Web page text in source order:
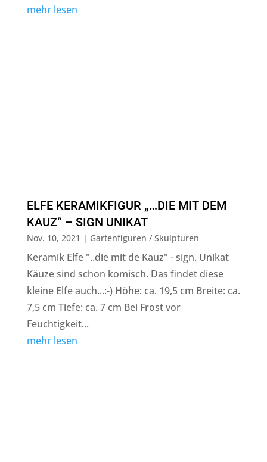
mehr lesen
ELFE KERAMIKFIGUR „…DIE MIT DEM
KAUZ“ – SIGN UNIKAT
Nov. 10, 2021 | Gartenfiguren / Skulpturen
Keramik Elfe "..die mit de Kauz" - sign. Unikat
Käuze sind schon komisch. Das findet diese
kleine Elfe auch...:-) Höhe: ca. 19,5 cm Breite: ca.
7,5 cm Tiefe: ca. 7 cm Bei Frost vor
Feuchtigkeit...
mehr lesen